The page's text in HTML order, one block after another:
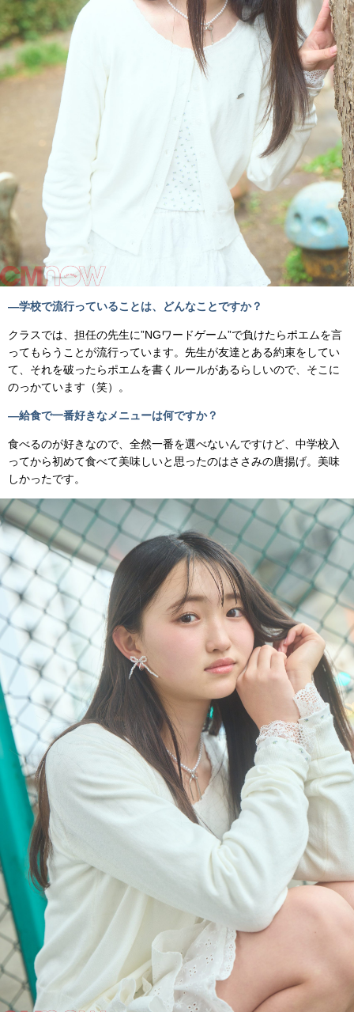
―学校で流行っていることは、どんなことですか？
クラスでは、担任の先生に”NGワードゲーム”で負けたらポエムを言
ってもらうことが流行っています。先生が友達とある約束をしてい
て、それを破ったらポエムを書くルールがあるらしいので、そこに
のっかています（笑）。
―給食で一番好きなメニューは何ですか？
食べるのが好きなので、全然一番を選べないんですけど、中学校入
ってから初めて食べて美味しいと思ったのはささみの唐揚げ。美味
しかったです。